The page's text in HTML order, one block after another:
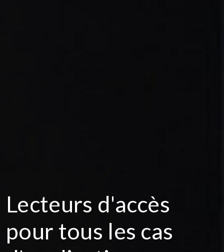
Lecteurs d'accès
pour tous les cas